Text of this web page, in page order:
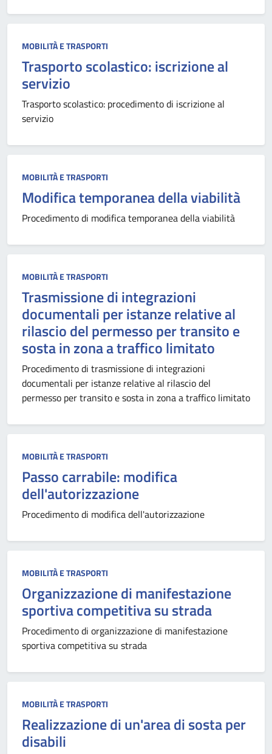
MOBILITÀ E TRASPORTI
Trasporto scolastico: iscrizione al
servizio
Trasporto scolastico: procedimento di iscrizione al
servizio
MOBILITÀ E TRASPORTI
Modifica temporanea della viabilità
Procedimento di modifica temporanea della viabilità
MOBILITÀ E TRASPORTI
Trasmissione di integrazioni
documentali per istanze relative al
rilascio del permesso per transito e
sosta in zona a traffico limitato
Procedimento di trasmissione di integrazioni
documentali per istanze relative al rilascio del
permesso per transito e sosta in zona a traffico limitato
MOBILITÀ E TRASPORTI
Passo carrabile: modifica
dell'autorizzazione
Procedimento di modifica dell'autorizzazione
MOBILITÀ E TRASPORTI
Organizzazione di manifestazione
sportiva competitiva su strada
Procedimento di organizzazione di manifestazione
sportiva competitiva su strada
MOBILITÀ E TRASPORTI
Realizzazione di un'area di sosta per
disabili